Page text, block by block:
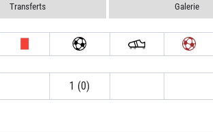
Transferts Galerie
1 (0)